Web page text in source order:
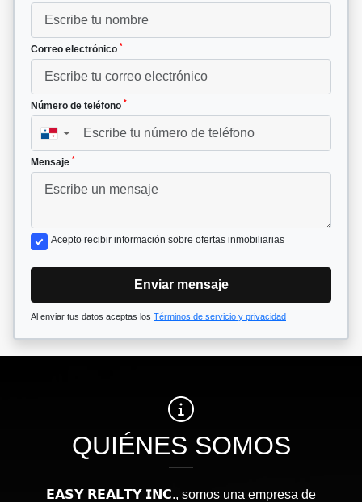
Correo electrónico *
Número de teléfono *
▼
Mensaje *
Acepto recibir información sobre ofertas inmobiliarias
Enviar mensaje
Al enviar tus datos aceptas los Términos de servicio y privacidad
QUIÉNES SOMOS
𝗘𝗔𝗦𝗬 𝗥𝗘𝗔𝗟𝗧𝗬 𝗜𝗡𝗖., somos una empresa de